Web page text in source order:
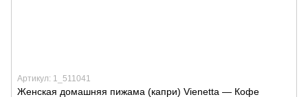
Артикул: 1_511041
Женская домашняя пижама (капри) Vienetta — Кофе